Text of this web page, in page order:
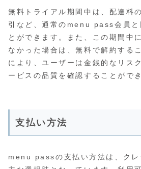
無料トライアル期間中は、配達料
引など、通常のmenu pass会員と
とができます。また、この期間中
なかった場合は、無料で解約する
により、ユーザーは金銭的なリス
ービスの品質を確認することがで
支払い方法
menu passの支払い方法は、クレ